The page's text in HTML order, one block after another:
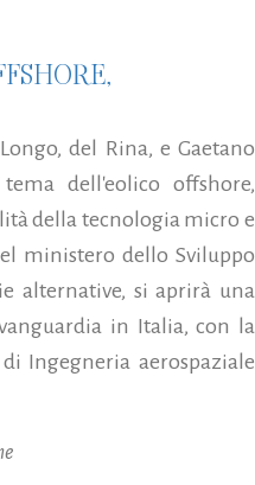
del Rina, e Gaetano
dell'eolico offshore,
della tecnologia micro e
ministero dello Sviluppo
alternative, si aprirà una
in Italia, con la
Ingegneria aerospaziale